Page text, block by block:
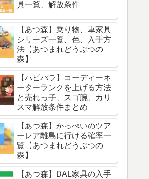
具一覧、解放条件
【あつ森】乗り物、車家具
シリーズ一覧、色、入手方
法【あつまれどうぶつの
森】
【ハピパラ】コーディーネ
ーターランクを上げる方法
と売れっ子、スゴ腕、カリ
スマ解放条件まとめ
【あつ森】かっぺいのツア
ーレア離島に行ける確率一
覧【あつまれどうぶつの
森】
【あつ森】DAL家具の入手